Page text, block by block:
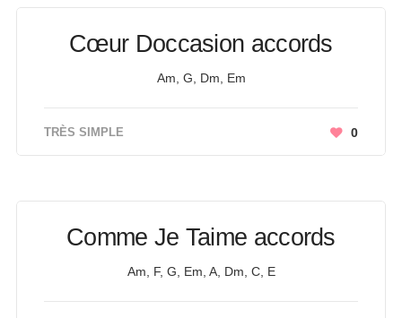
Cœur Doccasion accords
Am, G, Dm, Em
TRÈS SIMPLE 0
Comme Je Taime accords
Am, F, G, Em, A, Dm, C, E